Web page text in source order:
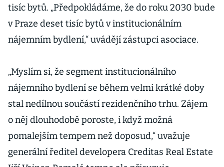
tisíc bytů. „Předpokládáme, že do roku 2030 bude
v Praze deset tisíc bytů v institucionálním
nájemním bydlení,“ uvádějí zástupci asociace.
„Myslím si, že segment institucionálního
nájemního bydlení se během velmi krátké doby
stal nedílnou součástí rezidenčního trhu. Zájem
o něj dlouhodobě poroste, i když možná
pomalejším tempem než doposud,“ uvažuje
generální ředitel developera Creditas Real Estate